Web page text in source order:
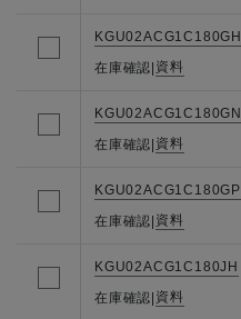
KGU02ACG1C180GH
在庫確認| 資料
KGU02ACG1C180GN
在庫確認| 資料
KGU02ACG1C180GP
在庫確認| 資料
KGU02ACG1C180JH
在庫確認| 資料